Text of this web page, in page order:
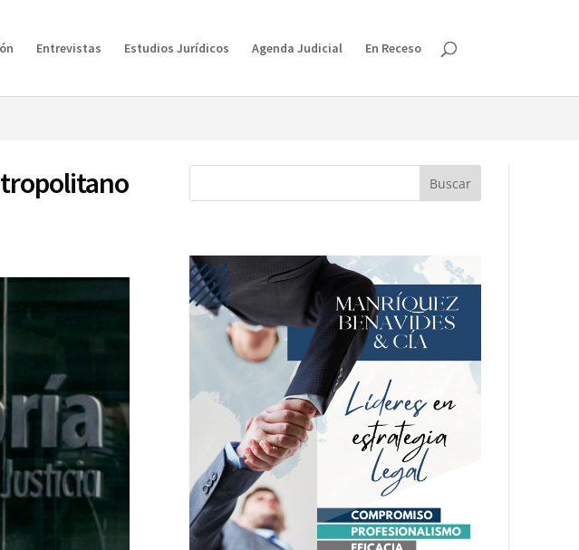
Entrevistas Estudios Jurídicos Agenda Judicial En Receso